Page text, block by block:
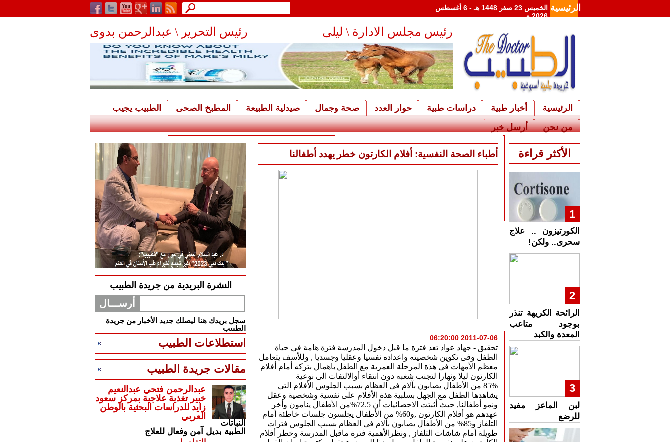
الرئيسية
الخميس 23 صفر 1448 هـ - 6 أغسطس
2026 م
رئيس مجلس الادارة \ ليلى
درويش
رئيس التحرير \ عبدالرحمن بدوى
الرئيسية أخبار طبية دراسات طبية حوار العدد صحة وجمال صيدلية الطبيعة المطبخ الصحى
الطبيب يجيب
من نحن
أرسل خبر
النشرة البريدية من جريدة الطبيب
سجل بريدك هنا ليصلك جديد الأخبار من جريدة
الطبيب
استطلاعات الطبيب
مقالات جريدة الطبيب
عبدالرحمن فتحي عبدالنعيم
خبير تغذية علاجية بمركز سعود
زايد للدراسات البحثية بالوطن
العربي
النباتات
الطبية بديل آمن وفعال للعلاج
أطباء الصحة النفسية: أفلام الكارتون خطر يهدد أطفالنا
2011-07-06 06:20:00
تحقيق - جهاد عواد تعد فترة ما قبل دخول المدرسة فترة هامة فى حياة
الطفل وفى تكوين شخصيته واعداده نفسيا وعقليا وجسديا , وللأسف يتعامل
معظم الأمهات فى هذة المرحلة العمرية مع الطفل باهمال بتركه أمام أفلام
الكارتون ليلا ونهارا لتجنب شغبه دون انتقاء أوالالتفات الى نوعية
85% من الأطفال يصابون بآلام فى العظام بسبب الجلوس الأفلام التى
يشاهدها الطفل مع الجهل بسلبية هذة الأفلام على نفسية وشخصية وعقل
ونمو أطفالنا, حيث أثبتت الاحصائيات أن 72.5%من الأطفال ينامون وأخر
عهدهم هو أفلام الكارتون ,و60% من الأطفال يجلسون جلسات خاطئة أمام
التلفاز و85% من الأطفال يصابون بآلام فى العظام بسبب الجلوس فترات
طويلة أمام شاشات التلفاز , ونظرالأهمية فترة ماقبل المدرسة وخطر أفلام
الأكثر قراءة
1
الكورتيزون .. علاج
سحرى.. ولكن!
2
الرائحة الكريهة تنذر
بوجود متاعب
المعدة والكبد
3
لبن الماعز مفيد
للرضع